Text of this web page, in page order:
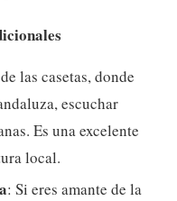
las casetas, donde
escuchar
Es una excelente
local.
: Si eres amante de la